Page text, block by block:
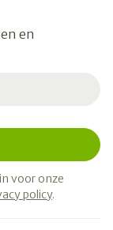
en
voor onze
policy.